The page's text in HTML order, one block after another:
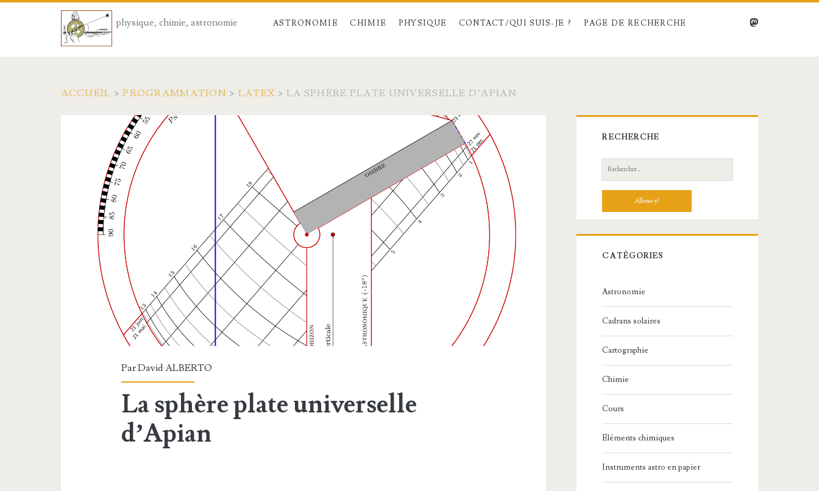
physique, chimie, astronomie ASTRONOMIE CHIMIE PHYSIQUE CONTACT/QUI SUIS-JE ? PAGE DE RECHERCHE mastodon
ACCUEIL >PROGRAMMATION > LATEX >LA SPHÈRE PLATE UNIVERSELLE D’APIAN
ParDavid ALBERTO
La sphère plate universelle
d’Apian
Barre
latérale
principale
RECHERCHE
Recherche:
CATÉGORIES
Astronomie
Cadrans solaires
Cartographie
Chimie
Cours
Éléments chimiques
Instruments astro en papier